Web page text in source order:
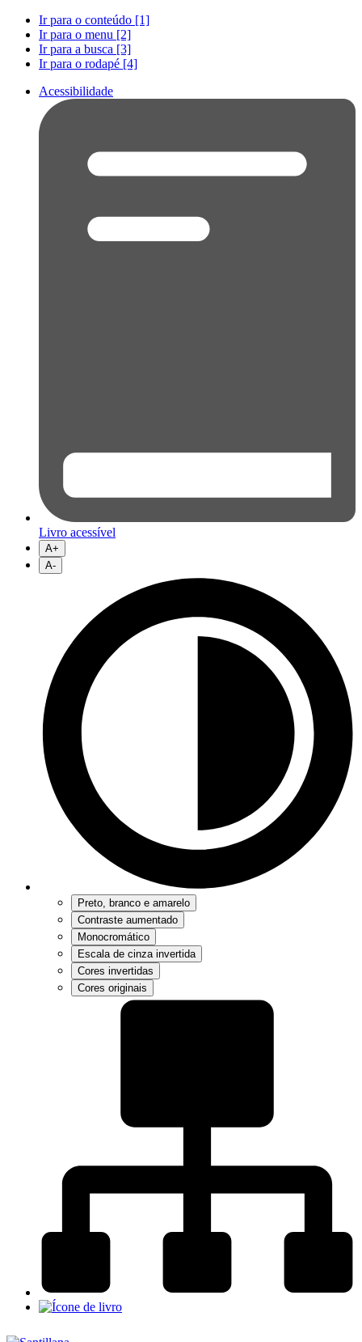
Ir para o conteúdo [1]
Ir para o menu [2]
Ir para a busca [3]
Ir para o rodapé [4]
Acessibilidade
Livro acessível
A+
A-
Preto, branco e amarelo
Contraste aumentado
Monocromático
Escala de cinza invertida
Cores invertidas
Cores originais